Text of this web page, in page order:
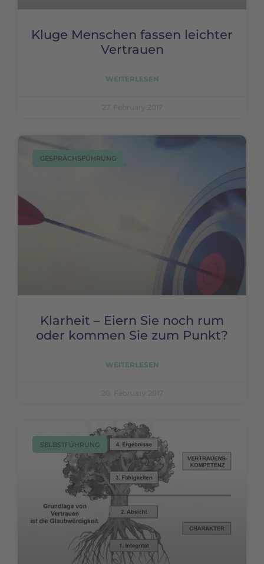
Kluge Menschen fassen leichter
Vertrauen
WEITERLESEN
27. February 2017
GESPRÄCHSFÜHRUNG
Klarheit – Eiern Sie noch rum
oder kommen Sie zum Punkt?
WEITERLESEN
20. February 2017
SELBSTFÜHRUNG